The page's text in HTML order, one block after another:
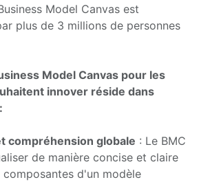
Model Canvas est
plus de 3 millions de personnes
Model Canvas pour les
innover réside dans
compréhension globale : Le BMC
de manière concise et claire
composantes d'un modèle